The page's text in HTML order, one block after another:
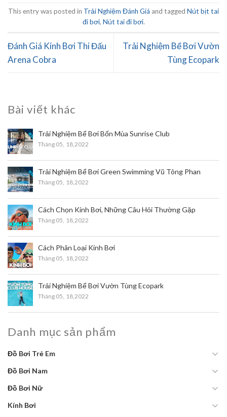
This entry was posted in Trải Nghiệm Đánh Giá and tagged Nút bịt tai
đi bơi, Nút tai đi bơi.
Đánh Giá Kính Bơi Thi Đấu
Arena Cobra
Trải Nghiệm Bể Bơi Vườn
Tùng Ecopark
Bài viết khác
Trải Nghiệm Bể Bơi Bốn Mùa Sunrise Club
Tháng 05, 18,2022
Trải Nghiệm Bể Bơi Green Swimming Vũ Tông Phan
Tháng 05, 18,2022
Cách Chọn Kính Bơi, Những Câu Hỏi Thường Gặp
Tháng 05, 18,2022
Cách Phân Loại Kính Bơi
Tháng 05, 18,2022
Trải Nghiệm Bể Bơi Vườn Tùng Ecopark
Tháng 05, 18,2022
Danh mục sản phẩm
Đồ Bơi Trẻ Em
Đồ Bơi Nam
Đồ Bơi Nữ
Kính Bơi